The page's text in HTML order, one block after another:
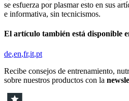
se esfuerza por plasmar esto en sus
e informativa, sin tecnicismos.
El artículo también está disponible
de en fr it pt
Recibe consejos de entrenamiento,
sobre nuestros productos con la